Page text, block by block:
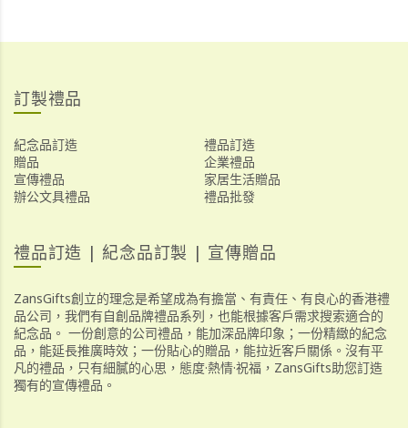
訂製禮品
紀念品訂造
禮品訂造
贈品
企業禮品
宣傳禮品
家居生活贈品
辦公文具禮品
禮品批發
禮品訂造 | 紀念品訂製 | 宣傳贈品
ZansGifts創立的理念是希望成為有擔當、有責任、有良心的香港禮
品公司，我們有自創品牌禮品系列，也能根據客戶需求搜索適合的
紀念品。 一份創意的公司禮品，能加深品牌印象；一份精緻的紀念
品，能延長推廣時效；一份貼心的贈品，能拉近客戶關係。沒有平
凡的禮品，只有細膩的心思，態度·熱情·祝福，ZansGifts助您訂造
獨有的宣傳禮品。